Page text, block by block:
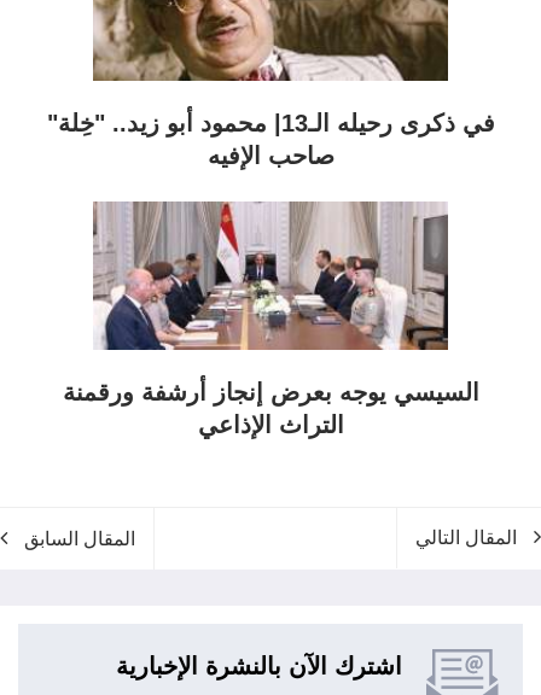
في ذكرى رحيله الـ13| محمود أبو زيد.. "خِلة"
صاحب الإفيه
السيسي يوجه بعرض إنجاز أرشفة ورقمنة
التراث الإذاعي
المقال التالي المقال السابق
اشترك الآن بالنشرة الإخبارية